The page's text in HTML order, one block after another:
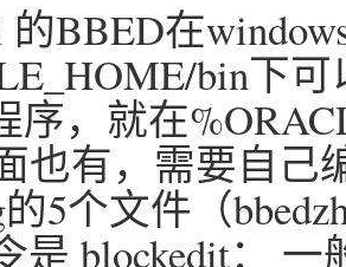
的BBED在
bin下
序，就在
也有，需要自己
5个文件（
是 blockedit：